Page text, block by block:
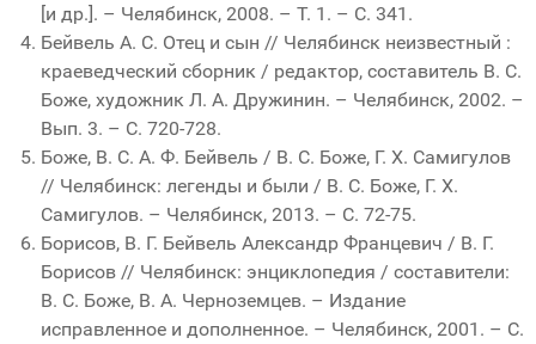
[и др.]. – Челябинск, 2008. – Т. 1. – С. 341.
Бейвель А. С. Отец и сын // Челябинск неизвестный :
краеведческий сборник / редактор, составитель В. С.
Боже, художник Л. А. Дружинин. – Челябинск, 2002. –
Вып. 3. – С. 720-728.
Боже, В. С. А. Ф. Бейвель / В. С. Боже, Г. Х. Самигулов
// Челябинск: легенды и были / В. С. Боже, Г. Х.
Самигулов. – Челябинск, 2013. – С. 72-75.
Борисов, В. Г. Бейвель Александр Францевич / В. Г.
Борисов // Челябинск: энциклопедия / составители:
В. С. Боже, В. А. Черноземцев. – Издание
исправленное и дополненное. – Челябинск, 2001. – С.